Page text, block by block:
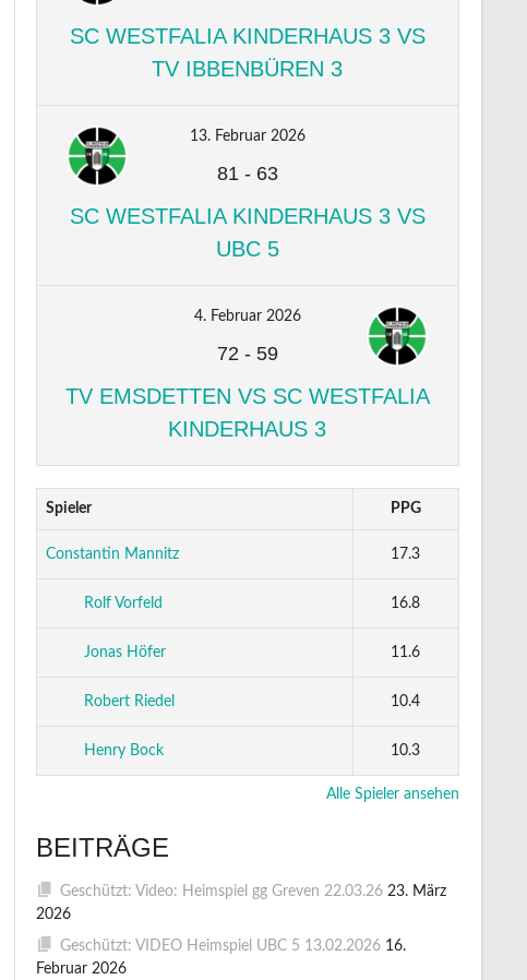
SC WESTFALIA KINDERHAUS 3 VS
TV IBBENBÜREN 3
13. Februar 2026
81- 63
SC WESTFALIA KINDERHAUS 3 VS
UBC 5
4. Februar 2026
72- 59
TV EMSDETTEN VS SC WESTFALIA
KINDERHAUS 3
Spieler PPG
Constantin Mannitz 17.3
Rolf Vorfeld 16.8
Jonas Höfer 11.6
Robert Riedel 10.4
Henry Bock 10.3
Alle Spieler ansehen
BEITRÄGE
Geschützt: Video: Heimspiel gg Greven 22.03.26 23. März
2026
Geschützt: VIDEO Heimspiel UBC 5 13.02.2026 16.
Februar 2026